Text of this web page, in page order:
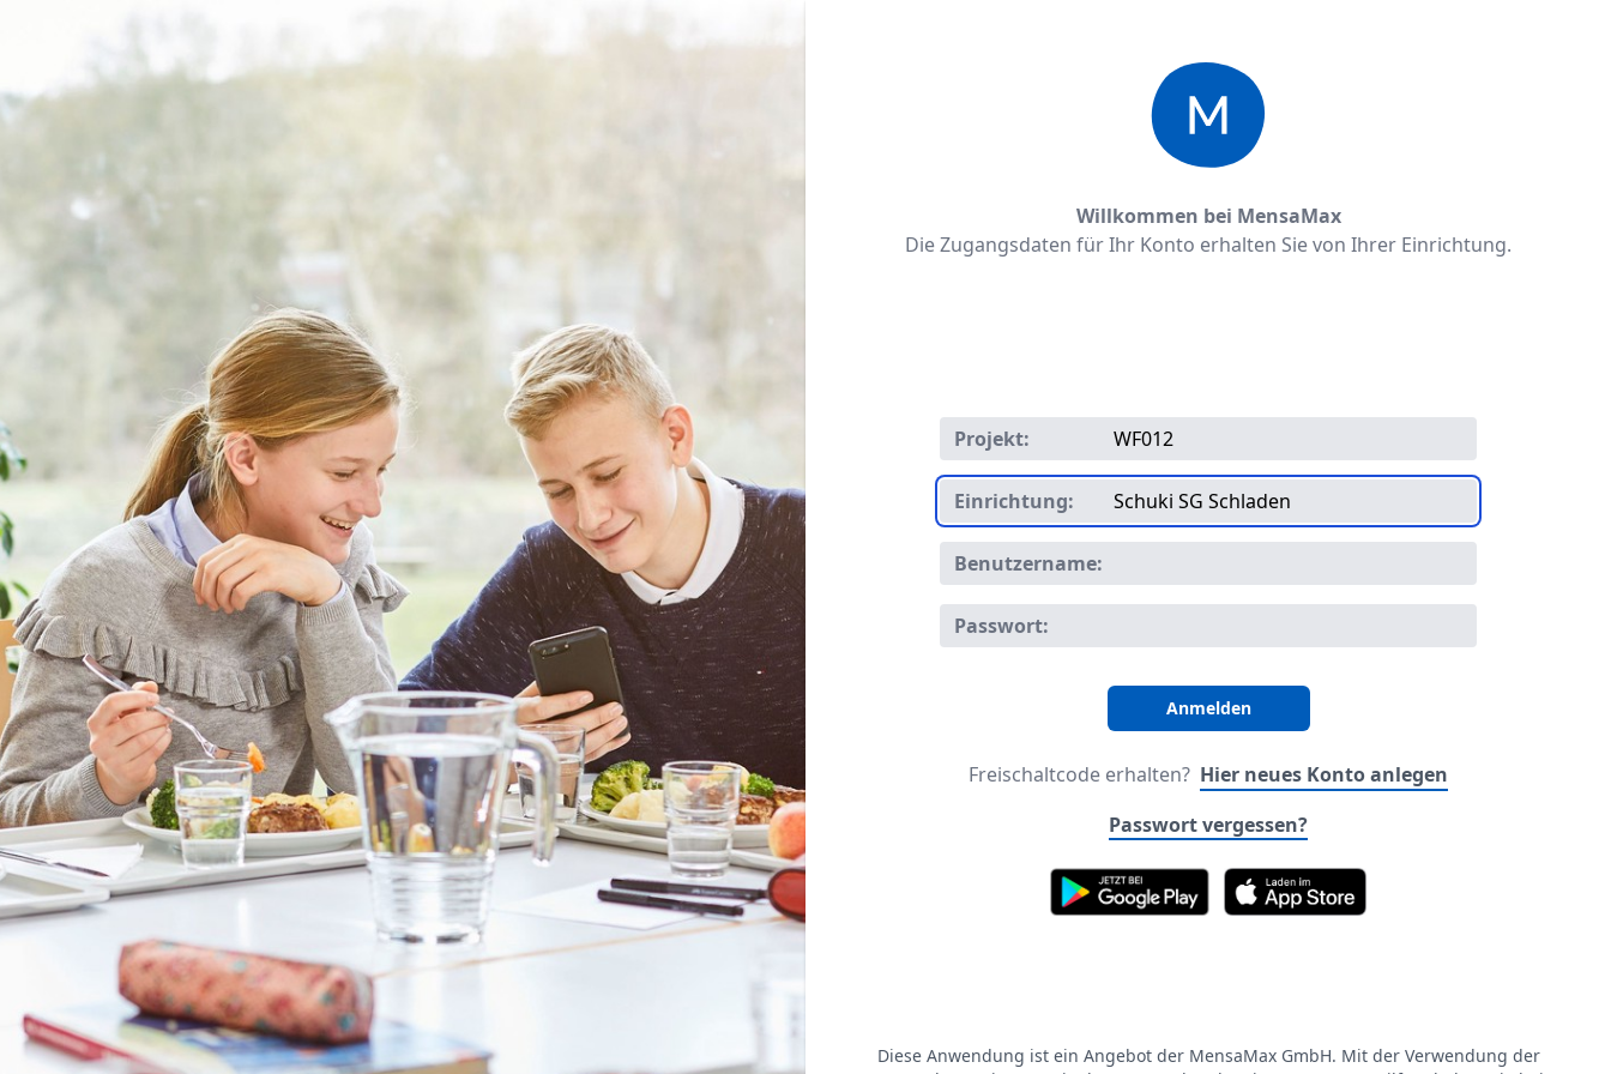
Willkommen bei MensaMax
Die Zugangsdaten für Ihr Konto erhalten Sie von Ihrer Einrichtung.
Projekt:
Einrichtung:
Benutzername:
Passwort:
Freischaltcode erhalten? Hier neues Konto anlegen
Passwort vergessen?
Diese Anwendung ist ein Angebot der MensaMax GmbH. Mit der Verwendung der